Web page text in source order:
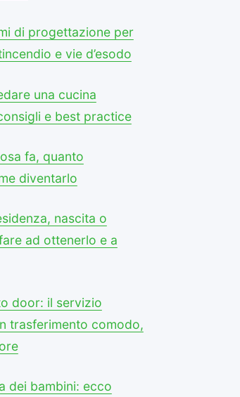
di progettazione per
e vie d’esodo
una cucina
e best practice
fa, quanto
diventarlo
nascita o
ad ottenerlo e a
door: il servizio
trasferimento comodo,
dei bambini: ecco